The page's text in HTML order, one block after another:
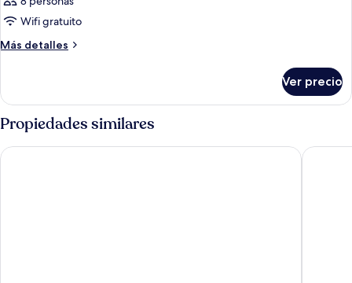
Wifi gratuito
Más detalles
Más
Ver precio
Propiedades similares
Pullman Riga Old Town (Renovated 2025) Grand